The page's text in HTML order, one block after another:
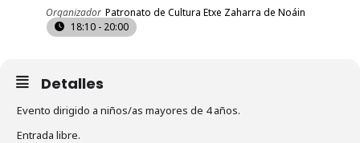
Organizador Patronato de Cultura Etxe Zaharra de Noáin
18:10 - 20:00
Detalles
Evento dirigido a niños/as mayores de 4 años.
Entrada libre.